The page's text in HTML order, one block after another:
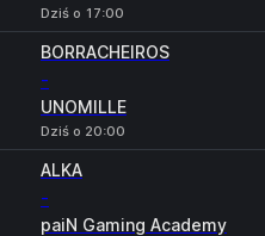
Dziś o 17:00
BORRACHEIROS
-
UNOMILLE
Dziś o 20:00
ALKA
-
paiN Gaming Academy